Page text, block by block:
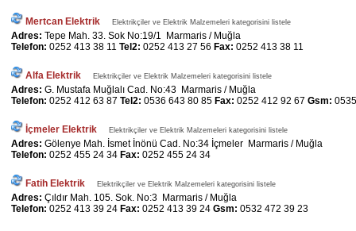
Mertcan Elektrik Elektrikçiler ve Elektrik Malzemeleri kategorisini listele
Adres: Tepe Mah. 33. Sok No:19/1 Marmaris / Muğla
Telefon: 0252 413 38 11 Tel2: 0252 413 27 56 Fax: 0252 413 38 11
Alfa Elektrik Elektrikçiler ve Elektrik Malzemeleri kategorisini listele
Adres: G. Mustafa Muğlalı Cad. No:43 Marmaris / Muğla
Telefon: 0252 412 63 87 Tel2: 0536 643 80 85 Fax: 0252 412 92 67 Gsm:
İçmeler Elektrik Elektrikçiler ve Elektrik Malzemeleri kategorisini listele
Adres: Gölenye Mah. İsmet İnönü Cad. No:34 İçmeler Marmaris / Muğla
Telefon: 0252 455 24 34 Fax: 0252 455 24 34
Fatih Elektrik Elektrikçiler ve Elektrik Malzemeleri kategorisini listele
Adres: Çıldır Mah. 105. Sok. No:3 Marmaris / Muğla
Telefon: 0252 413 39 24 Fax: 0252 413 39 24 Gsm: 0532 472 39 23